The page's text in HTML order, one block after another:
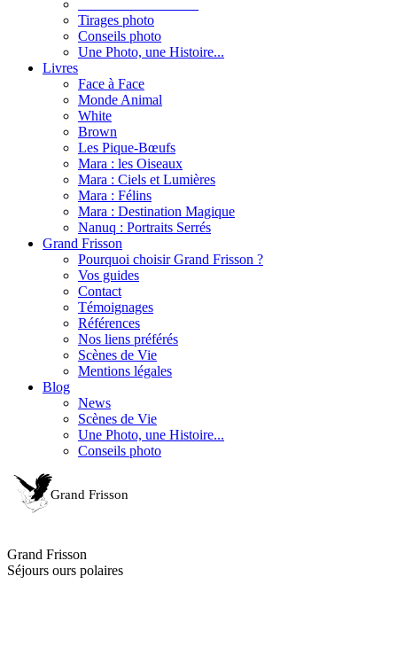
Tirages photo
Conseils photo
Une Photo, une Histoire...
Livres
Face à Face
Monde Animal
White
Brown
Les Pique-Bœufs
Mara : les Oiseaux
Mara : Ciels et Lumières
Mara : Félins
Mara : Destination Magique
Nanuq : Portraits Serrés
Grand Frisson
Pourquoi choisir Grand Frisson ?
Vos guides
Contact
Témoignages
Références
Nos liens préférés
Scènes de Vie
Mentions légales
Blog
News
Scènes de Vie
Une Photo, une Histoire...
Conseils photo
Grand Frisson
Séjours ours polaires